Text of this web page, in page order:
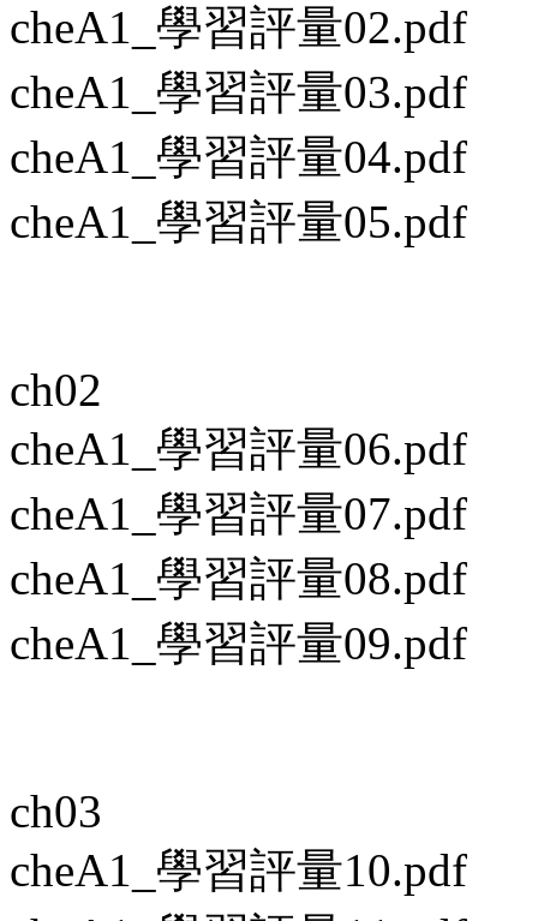
cheA1_學習評量02.pdf
cheA1_學習評量03.pdf
cheA1_學習評量04.pdf
cheA1_學習評量05.pdf
ch02
cheA1_學習評量06.pdf
cheA1_學習評量07.pdf
cheA1_學習評量08.pdf
cheA1_學習評量09.pdf
ch03
cheA1_學習評量10.pdf